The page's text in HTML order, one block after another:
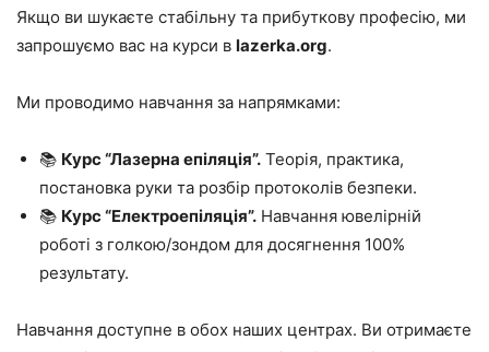
Якщо ви шукаєте стабільну та прибуткову професію, ми
запрошуємо вас на курси в lazerka.org.
Ми проводимо навчання за напрямками:
📚 Курс “Лазерна епіляція”. Теорія, практика,
постановка руки та розбір протоколів безпеки.
📚 Курс “Електроепіляція”. Навчання ювелірній
роботі з голкою/зондом для досягнення 100%
результату.
Навчання доступне в обох наших центрах. Ви отримаєте